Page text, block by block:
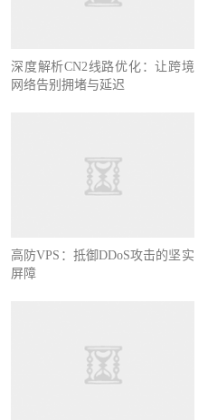
深度解析CN2线路优化：让跨境
网络告别拥堵与延迟
高防VPS：抵御DDoS攻击的坚实
屏障